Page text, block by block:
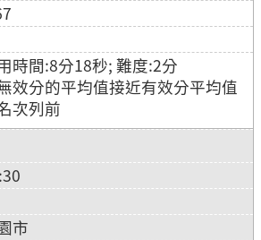
時間:8分18秒; 難度:2分
效分的平均值接近有效分平均值
次列前
市